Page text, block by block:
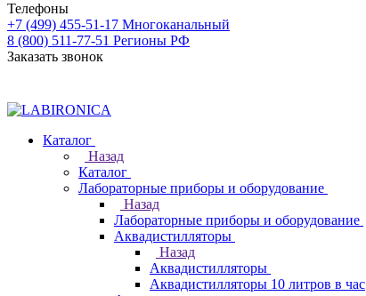
Телефоны
+7 (499) 455-51-17 Многоканальный
8 (800) 511-77-51 Регионы РФ
Заказать звонок
Каталог
Назад
Каталог
Лабораторные приборы и оборудование
Назад
Лабораторные приборы и оборудование
Аквадистилляторы
Назад
Аквадистилляторы
Аквадистилляторы 10 литров в час